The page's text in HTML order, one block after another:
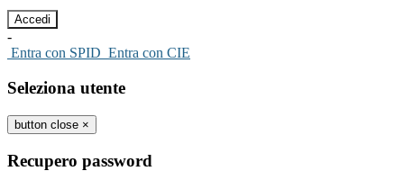
-
Entra con SPID Entra con CIE
Seleziona utente
button close ×
Recupero password